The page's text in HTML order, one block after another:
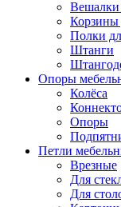
Вешалки
Корзины
Полки
Штанги
Опоры
Колёса
Опоры
Петли
Врезные
Для
Для